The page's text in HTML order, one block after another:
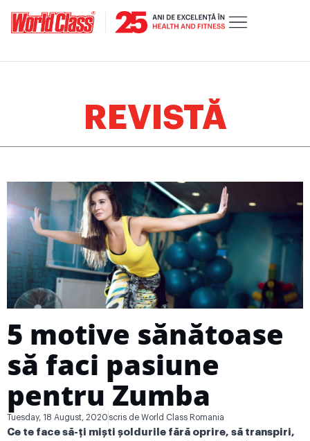
REVISTĂ
5 motive sănătoase
să faci pasiune
pentru Zumba
Tuesday, 18 August, 2020 scris de World Class Romania
Ce te face să-ți miști șoldurile fără oprire, să transpiri,